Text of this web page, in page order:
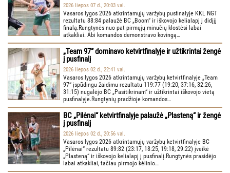
2026 liepos 07 d., 20:03 val.
Vasaros lygos 2026 atkrintamųjų varžybų pusfinalyje KKL NGT
rezultatu 88:84 palaužė BC „Boom“ ir iškovojo kelialapį į didįjį
finalą.Rungtynės nuo pat pirmųjų minučių klostėsi labai
atkakliai. Abi komandos demonstravo kovingą…
„Team 97“ dominavo ketvirtfinalyje ir užtikrintai žengė
į pusfinalį
2026 liepos 02 d., 22:41 val.
Vasaros lygos 2026 atkrintamųjų varžybų ketvirtfinalyje „Team
97“ įspūdingu žaidimu rezultatu 119:77 (19:20, 37:16, 32:26,
31:15) nugalėjo BC „Pasitikrinam“ ir užtikrintai iškovojo vietą
pusfinalyje.Rungtynių pradžioje komandos…
BC „Pilėnai“ ketvirtfinalyje palaužė „Plasteną“ ir žengė
į pusfinalį
2026 liepos 02 d., 20:56 val.
Vasaros lygos 2026 atkrintamųjų varžybų ketvirtfinalyje BC
„Pilėnai“ rezultatu 89:82 (23:17, 18:25, 19:18, 29:22) įveikė
„Plasteną“ ir iškovojo kelialapį į pusfinalį.Rungtynės prasidėjo
labai atkakliai, tačiau pirmojo kėlinio…